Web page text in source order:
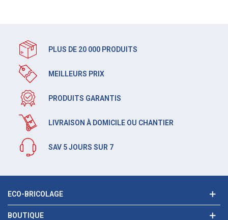
PLUS DE 20 000 PRODUITS
MEILLEURS PRIX
PRODUITS GARANTIS
LIVRAISON À DOMICILE OU CHANTIER
SAV 5 JOURS SUR 7
ECO-BRICOLAGE
BOUTIQUE